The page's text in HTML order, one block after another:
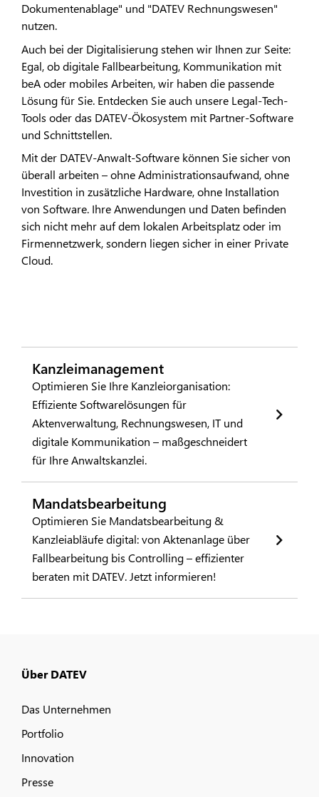
Dokumentenablage" und "DATEV Rechnungswesen"
nutzen.
Auch bei der Digitalisierung stehen wir Ihnen zur Seite:
Egal, ob digitale Fallbearbeitung, Kommunikation mit
beA oder mobiles Arbeiten, wir haben die passende
Lösung für Sie. Entdecken Sie auch unsere Legal-Tech-
Tools oder das DATEV-Ökosystem mit Partner-Software
und Schnittstellen.
Mit der DATEV-Anwalt-Software können Sie sicher von
überall arbeiten – ohne Administrationsaufwand, ohne
Investition in zusätzliche Hardware, ohne Installation
von Software. Ihre Anwendungen und Daten befinden
sich nicht mehr auf dem lokalen Arbeitsplatz oder im
Firmennetzwerk, sondern liegen sicher in einer Private
Cloud.
Kanzleimanagement
Optimieren Sie Ihre Kanzleiorganisation:
Effiziente Softwarelösungen für
Aktenverwaltung, Rechnungswesen, IT und
digitale Kommunikation – maßgeschneidert
für Ihre Anwaltskanzlei.
Mandatsbearbeitung
Optimieren Sie Mandatsbearbeitung &
Kanzleiabläufe digital: von Aktenanlage über
Fallbearbeitung bis Controlling – effizienter
beraten mit DATEV. Jetzt informieren!
Über DATEV
Das Unternehmen
Portfolio
Innovation
Presse